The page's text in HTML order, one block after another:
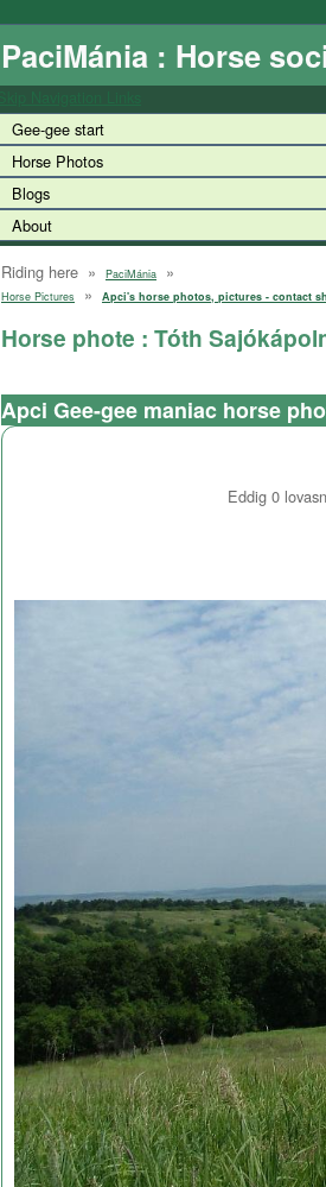
PaciMánia : Horse
Gee-gee start
Horse Photos
Blogs
About
Riding here » PaciMánia »
Horse Pictures » Apci's horse photos, pictures - contact
Horse phote : Tóth
Apci Gee-gee maniac horse
Eddig 0